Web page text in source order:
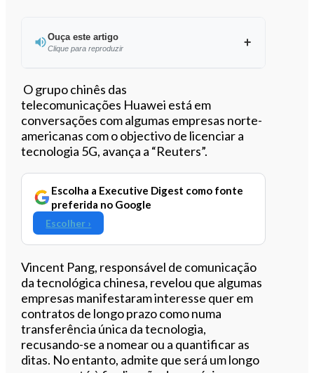
Ouça este artigo
Clique para reproduzir
Ouvir este artigo
O grupo chinês das
telecomunicações Huawei está em
conversações com algumas empresas norte-
americanas com o objectivo de licenciar a
tecnologia 5G, avança a “Reuters”.
Escolha a Executive Digest como fonte
preferida no Google
Escolher ›
Vincent Pang, responsável de comunicação
da tecnológica chinesa, revelou que algumas
empresas manifestaram interesse quer em
contratos de longo prazo como numa
transferência única da tecnologia,
recusando-se a nomear ou a quantificar as
ditas. No entanto, admite que será um longo